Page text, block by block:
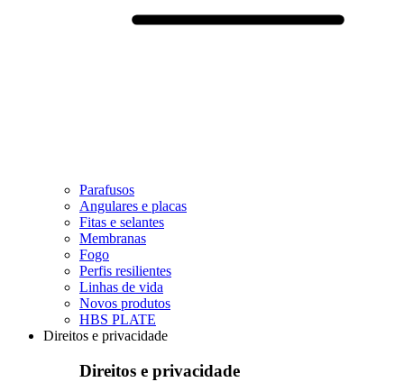
Parafusos
Angulares e placas
Fitas e selantes
Membranas
Fogo
Perfis resilientes
Linhas de vida
Novos produtos
HBS PLATE
Direitos e privacidade
Direitos e privacidade